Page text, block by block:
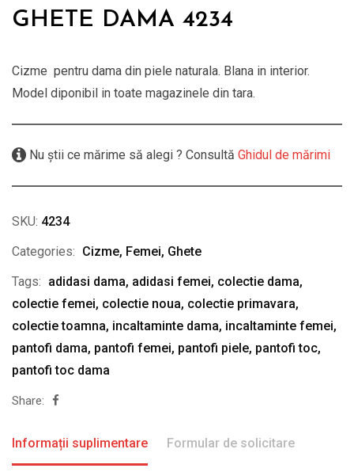
GHETE DAMA 4234
Cizme pentru dama din piele naturala. Blana in interior.
Model diponibil in toate magazinele din tara.
Nu știi ce mărime să alegi ? Consultă Ghidul de mărimi
SKU: 4234
Categories: Cizme, Femei, Ghete
Tags: adidasi dama, adidasi femei, colectie dama,
colectie femei, colectie noua, colectie primavara,
colectie toamna, incaltaminte dama, incaltaminte femei,
pantofi dama, pantofi femei, pantofi piele, pantofi toc,
pantofi toc dama
Share:
Informații suplimentare Formular de solicitare